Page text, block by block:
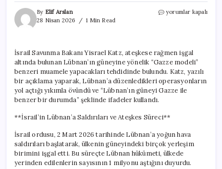
By Elif Arslan
28 Nisan 2026
1 Min Read
İsrail
“Gazze
Tarzı”
Tehditleri
için
yorumlar kapalı
İsrail Savunma Bakanı Yisrael Katz, ateşkese rağmen işgal
altında bulunan Lübnan’ın güneyine yönelik “Gazze modeli”
benzeri muamele yapacakları tehdidinde bulundu. Katz, yazılı
bir açıklama yaparak, Lübnan’a düzenledikleri operasyonların
yol açtığı yıkımla övündü ve “Lübnan’ın güneyi Gazze ile
benzer bir durumda” şeklinde ifadeler kullandı.
**İsrail’in Lübnan’a Saldırıları ve Ateşkes Süreci**
İsrail ordusu, 2 Mart 2026 tarihinde Lübnan’a yoğun hava
saldırıları başlatarak, ülkenin güneyindeki birçok yerleşim
birimini işgal etti. Bu süreçte Lübnan hükümeti, ülkede
yerinden edilenlerin sayısının 1 milyonu aştığını duyurdu.